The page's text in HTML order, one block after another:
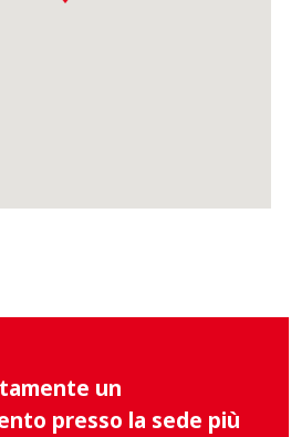
un
presso la sede più